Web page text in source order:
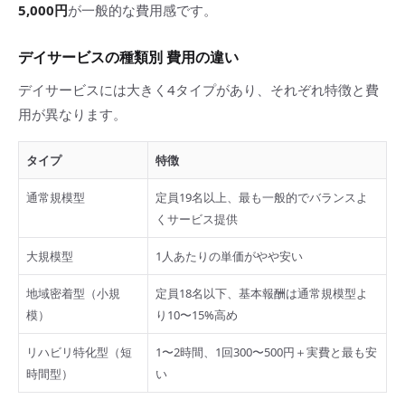
5,000円が一般的な費用感です。
デイサービスの種類別 費用の違い
デイサービスには大きく4タイプがあり、それぞれ特徴と費
用が異なります。
タイプ 特徴
通常規模型
定員19名以上、最も一般的でバランスよ
くサービス提供
大規模型 1人あたりの単価がやや安い
地域密着型（小規
模）
定員18名以下、基本報酬は通常規模型よ
り10〜15%高め
リハビリ特化型（短
時間型）
1〜2時間、1回300〜500円＋実費と最も安
い